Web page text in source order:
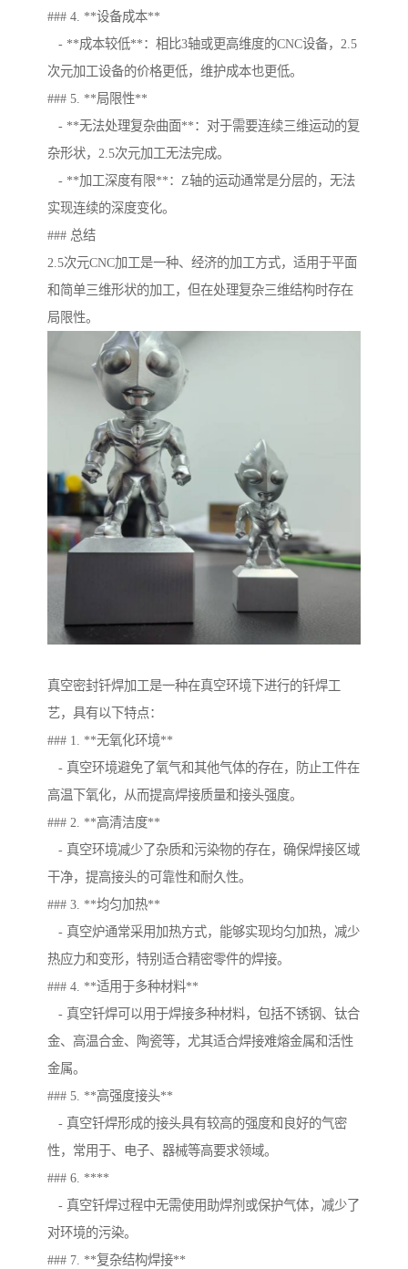
### 4. **设备成本**
- **成本较低**：相比3轴或更高维度的CNC设备，2.5
次元加工设备的价格更低，维护成本也更低。
### 5. **局限性**
- **无法处理复杂曲面**：对于需要连续三维运动的复
杂形状，2.5次元加工无法完成。
- **加工深度有限**：Z轴的运动通常是分层的，无法
实现连续的深度变化。
### 总结
2.5次元CNC加工是一种、经济的加工方式，适用于平面
和简单三维形状的加工，但在处理复杂三维结构时存在
局限性。
真空密封钎焊加工是一种在真空环境下进行的钎焊工
艺，具有以下特点：
### 1. **无氧化环境**
- 真空环境避免了氧气和其他气体的存在，防止工件在
高温下氧化，从而提高焊接质量和接头强度。
### 2. **高清洁度**
- 真空环境减少了杂质和污染物的存在，确保焊接区域
干净，提高接头的可靠性和耐久性。
### 3. **均匀加热**
- 真空炉通常采用加热方式，能够实现均匀加热，减少
热应力和变形，特别适合精密零件的焊接。
### 4. **适用于多种材料**
- 真空钎焊可以用于焊接多种材料，包括不锈钢、钛合
金、高温合金、陶瓷等，尤其适合焊接难熔金属和活性
金属。
### 5. **高强度接头**
- 真空钎焊形成的接头具有较高的强度和良好的气密
性，常用于、电子、器械等高要求领域。
### 6. ****
- 真空钎焊过程中无需使用助焊剂或保护气体，减少了
对环境的污染。
### 7. **复杂结构焊接**